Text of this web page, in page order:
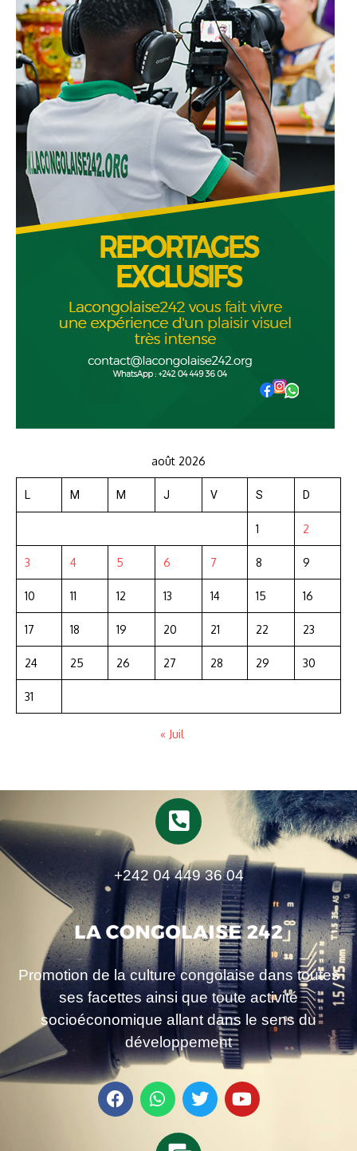
août 2026
L M M J V S D
1 2
3 4 5 6 7 8 9
10 11 12 13 14 15 16
17 18 19 20 21 22 23
24 25 26 27 28 29 30
31
« Juil
+242 04 449 36 04
Promotion de la culture congolaise dans toutes
ses facettes ainsi que toute activité
socioéconomique allant dans le sens du
développement